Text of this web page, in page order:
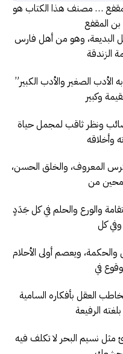
المقفع … مصنف هذا الكتاب هو
بن المقفع
البديعة، وهو من أهل فارس
الزندقة
الأدب الصغير والأدب الكبير”
وكبير
ونظر ثاقب لمجمل حياة
وأخلاقه
المعروف، والخلق الحسن،
من
والورع والحلم في كل جَدَدٍ
وفي كل
ويعصم أولى الأحلام
في
العقل بأفكاره السامية
الرفيعة
مثل نسيم البحر لا تكلف فيه